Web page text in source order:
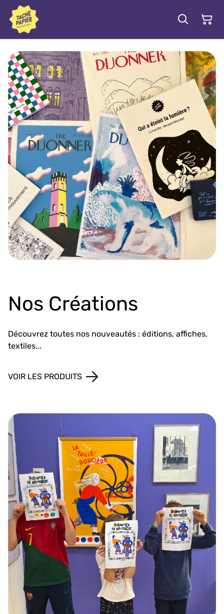
Nos Créations
Découvrez toutes nos nouveautés : éditions, affiches,
textiles...
VOIR LES PRODUITS